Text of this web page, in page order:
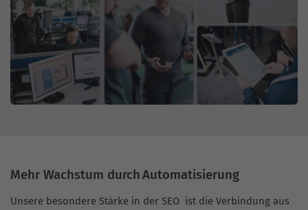
Mehr Wachstum durch Automatisierung
Unsere besondere Stärke in der SEO ist die Verbindung aus